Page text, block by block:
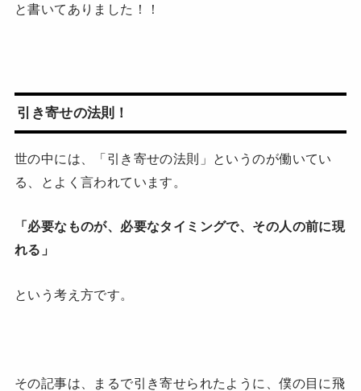
と書いてありました！！
引き寄せの法則！
世の中には、「引き寄せの法則」というのが働いてい
る、とよく言われています。
「必要なものが、必要なタイミングで、その人の前に現
れる」
という考え方です。
その記事は、まるで引き寄せられたように、僕の目に飛